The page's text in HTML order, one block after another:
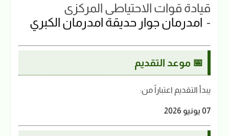
قيادة قوات الاحتياطي المركزي
- امدرمان جوار حديقة امدرمان الكبري
📅 موعد التقديم
يبدأ التقديم اعتباراً من:
07 يونيو 2026